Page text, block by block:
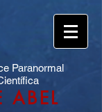
Paranormal
ABEL